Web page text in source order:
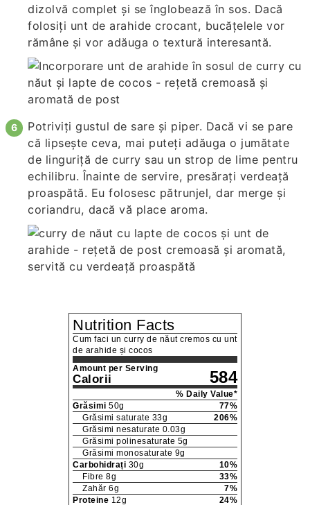
dizolvă complet și se înglobează în sos. Dacă
folosiți unt de arahide crocant, bucățelele vor
rămâne și vor adăuga o textură interesantă.
Potriviți gustul de sare și piper. Dacă vi se pare
că lipsește ceva, mai puteți adăuga o jumătate
de linguriță de curry sau un strop de lime pentru
echilibru. Înainte de servire, presărați verdeață
proaspătă. Eu folosesc pătrunjel, dar merge și
coriandru, dacă vă place aroma.
Nutrition Facts
Cum faci un curry de năut cremos cu unt
de arahide și cocos
Amount per Serving
Calorii 584
% Daily Value*
Grăsimi 50g 77%
Grăsimi saturate 33g 206%
Grăsimi nesaturate 0.03g
Grăsimi polinesaturate 5g
Grăsimi monosaturate 9g
Carbohidrați 30g 10%
Fibre 8g 33%
Zahăr 6g 7%
Proteine 12g 24%